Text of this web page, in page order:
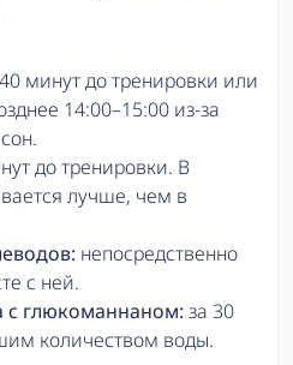
минут до тренировки или
14:00–15:00 из-за
до тренировки. В
лучше, чем в
непосредственно
с ней.
с глюкоманнаном: за 30
количеством воды.